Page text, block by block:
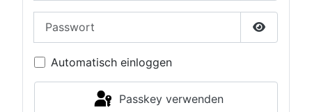
Passwort
Automatisch einloggen
Passkey verwenden